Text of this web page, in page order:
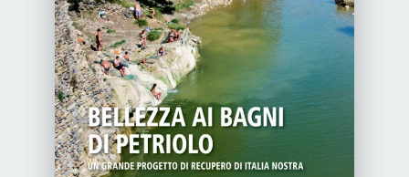
Proposte di pubblicazione
Gangemi Editore
Newsletter